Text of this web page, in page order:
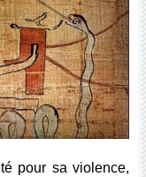
pour sa violence,